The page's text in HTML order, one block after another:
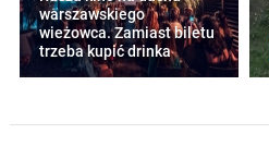
warszawskiego
wieżowca. Zamiast biletu
trzeba kupić drinka